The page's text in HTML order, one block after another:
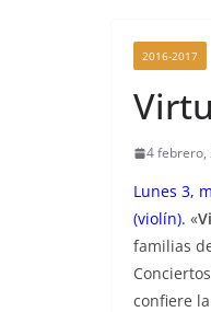
2016-2017
4 febrero,
Lunes 3,
(violín). «
familias
confiere